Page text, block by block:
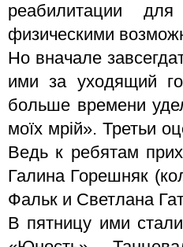
реабилитации
физическими
Но вначале
ими за уходящий
больше времени
моїх мрій». Третьи
Ведь к ребятам
Галина Горешняк
Фальк и Светлана
В пятницу ими